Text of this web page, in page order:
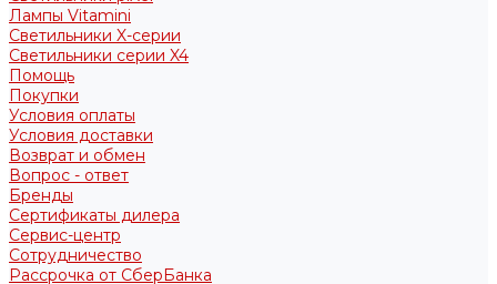
Лампы Vitamini
Светильники X-серии
Светильники серии X4
Помощь
Покупки
Условия оплаты
Условия доставки
Возврат и обмен
Вопрос - ответ
Бренды
Сертификаты дилера
Сервис-центр
Сотрудничество
Рассрочка от СберБанка